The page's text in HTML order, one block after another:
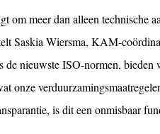
om meer dan alleen technische
Saskia Wiersma, KAM-
de nieuwste ISO-normen,
onze
is dit een onmisbaar